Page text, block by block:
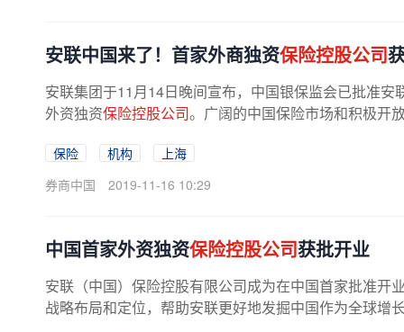
安联中国来了！首家外商独资保险控股公司
安联集团于11月14日晚间宣布，中国银保监会已批准
外资独资保险控股公司。广阔的中国保险市场和积极开
保险 机构
上海
券商中国
2019-11-16 10:29
中国首家外资独资保险控股公司获批开业
安联（中国）保险控股有限公司成为在中国首家批准开
战略布局和定位，帮助安联更好地发掘中国作为全球增